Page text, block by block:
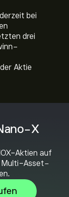
X
Aktien auf
Multi-Asset-
bei
drei
Aktie